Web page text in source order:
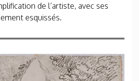
de l’artiste, avec ses
esquissés.